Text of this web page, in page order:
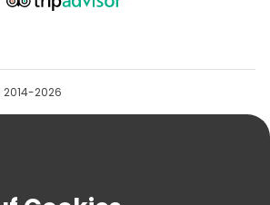
2026